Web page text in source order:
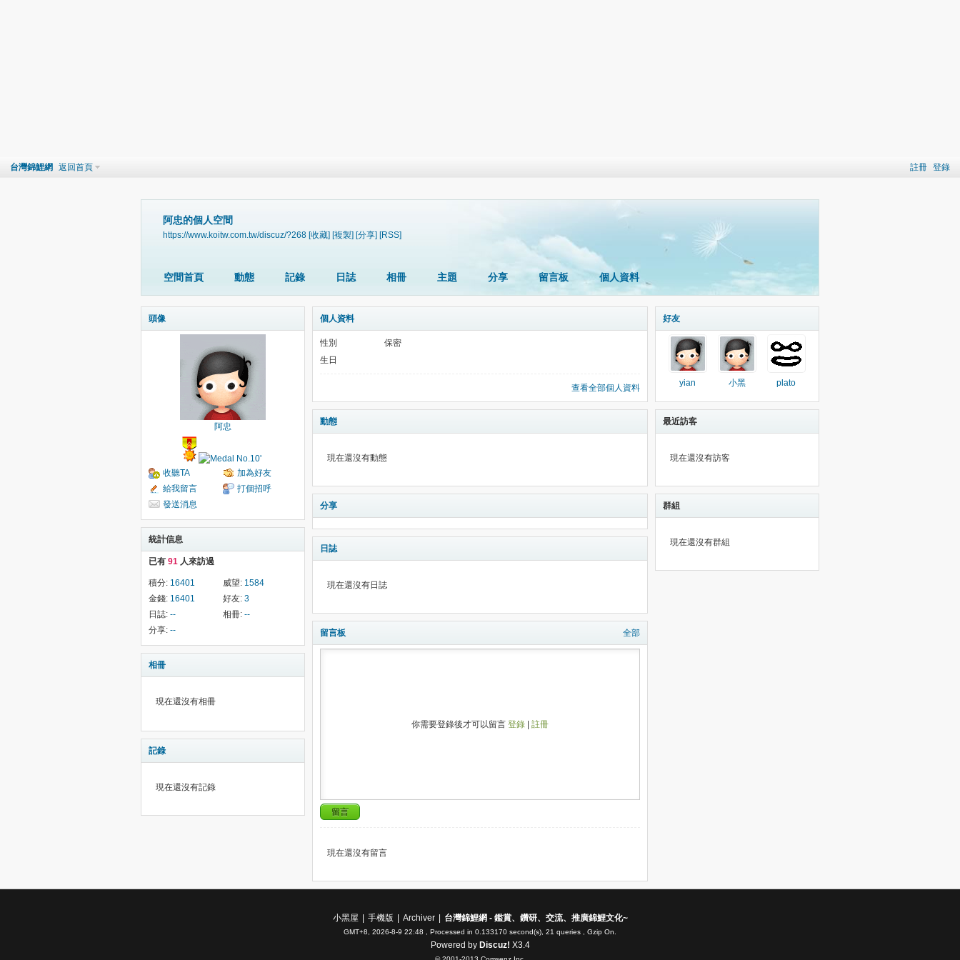
註冊 登錄
台灣錦鯉網 返回首頁
阿忠的個人空間
https://www.koitw.com.tw/discuz/?268 [收藏] [複製] [分享] [RSS]
空間首頁 動態 記錄 日誌 相冊 主題 分享 留言板 個人資料
頭像
阿忠
收聽TA
加為好友
給我留言
打個招呼
發送消息
統計信息
已有 91 人來訪過
積分: 16401 威望: 1584
金錢: 16401 好友: 3
日誌: -- 相冊: --
分享: --
相冊
現在還沒有相冊
記錄
現在還沒有記錄
個人資料
性別
保密
生日
查看全部個人資料
動態
現在還沒有動態
分享
日誌
現在還沒有日誌
留言板 全部
你需要登錄後才可以留言 登錄 註冊
留言
現在還沒有留言
好友
yian 小黑 plato
最近訪客
現在還沒有訪客
群組
現在還沒有群組
小黑屋 手機版 Archiver 台灣錦鯉網 - 鑑賞、鑽研、交流、推廣錦鯉文化~
GMT+8, 2026-8-9 22:48 , Processed in 0.133170 second(s), 21 queries , Gzip On.
Powered by Discuz! X3.4